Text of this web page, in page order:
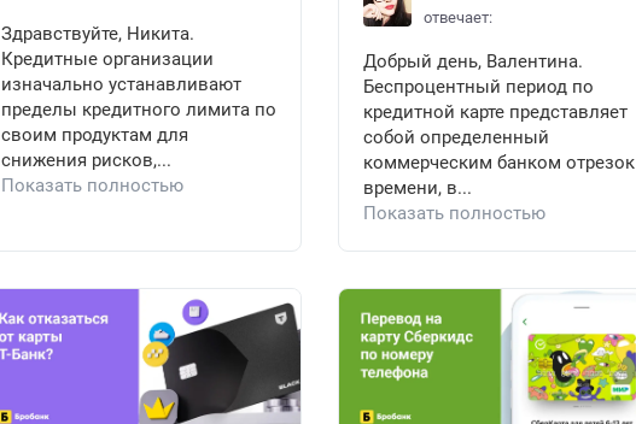
Здравствуйте, Никита.
Кредитные организации
изначально устанавливают
пределы кредитного лимита по
своим продуктам для
снижения рисков,...
Показать полностью
отвечает:
Добрый день, Валентина.
Беспроцентный период по
кредитной карте представляет
собой определенный
коммерческим банком отрезок
времени, в...
Показать полностью